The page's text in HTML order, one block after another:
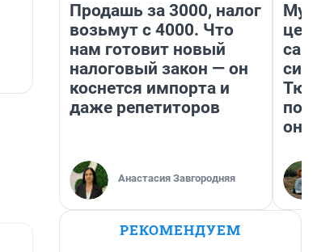
Продашь за 3000, налог
возьмут с 4000. Что
нам готовит новый
налоговый закон — он
коснется импорта и
даже репетиторов
Анастасия Завгородняя
они
РЕКОМЕНДУЕМ